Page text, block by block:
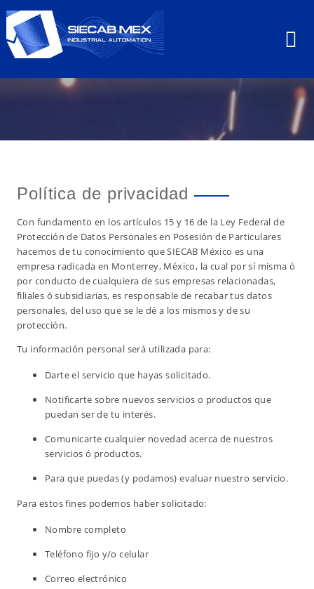
Política de privacidad
Con fundamento en los artículos 15 y 16 de la Ley Federal de
Protección de Datos Personales en Posesión de Particulares
hacemos de tu conocimiento que SIECAB México es una
empresa radicada en Monterrey, México, la cual por sí misma ó
por conducto de cualquiera de sus empresas relacionadas,
filiales ó subsidiarias, es responsable de recabar tus datos
personales, del uso que se le dé a los mismos y de su
protección.
Tu información personal será utilizada para:
Darte el servicio que hayas solicitado.
Notificarte sobre nuevos servicios o productos que
puedan ser de tu interés.
Comunicarte cualquier novedad acerca de nuestros
servicios ó productos.
Para que puedas (y podamos) evaluar nuestro servicio.
Para estos fines podemos haber solicitado:
Nombre completo
Teléfono fijo y/o celular
Correo electrónico